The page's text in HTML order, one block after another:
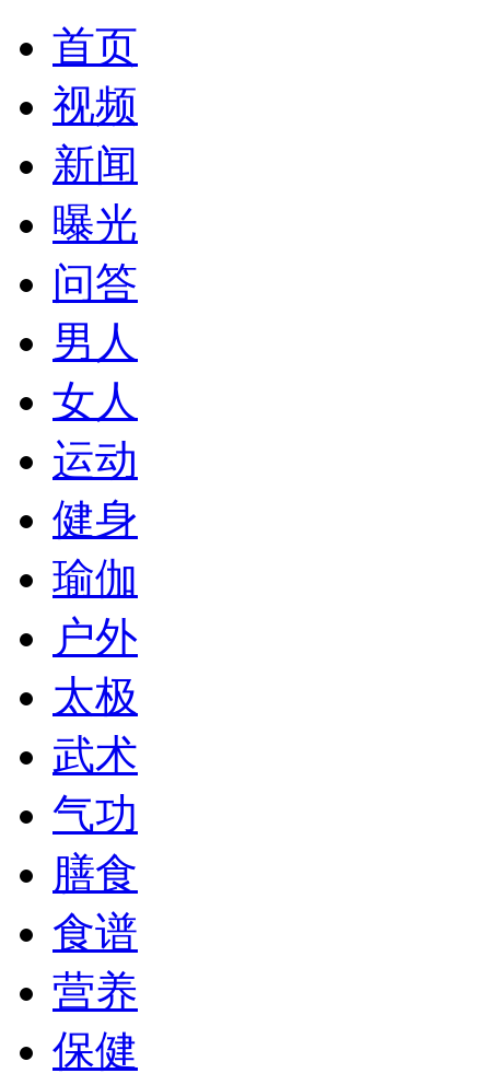
首页
视频
新闻
曝光
问答
男人
女人
运动
健身
瑜伽
户外
太极
武术
气功
膳食
食谱
营养
保健